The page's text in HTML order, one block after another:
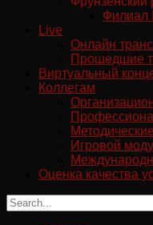
Live
Онлайн
Прошедшие
Виртуальный
Коллегам
Игровой
Оценка качества